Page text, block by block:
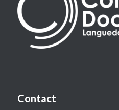
Contact